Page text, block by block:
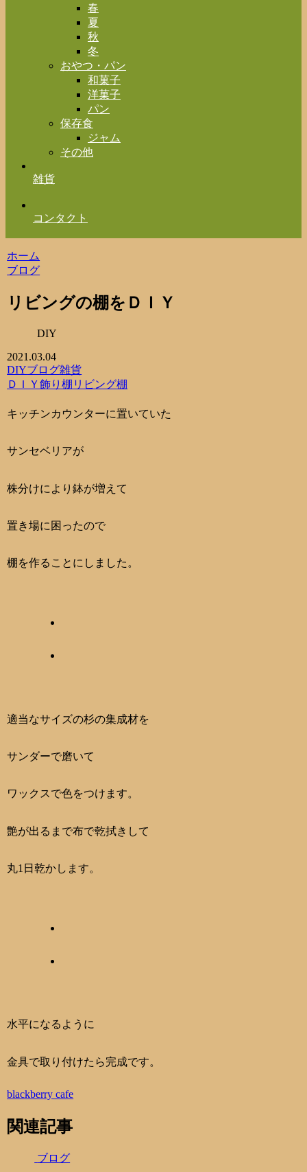
春
夏
秋
冬
おやつ・パン
和菓子
洋菓子
パン
保存食
ジャム
その他
雑貨
コンタクト
ホーム
ブログ
リビングの棚をＤＩＹ
DIY
2021.03.04
DIYブログ雑貨
ＤＩＹ飾り棚 リビング棚
キッチンカウンターに置いていた
サンセベリアが
株分けにより鉢が増えて
置き場に困ったので
棚を作ることにしました。
適当なサイズの杉の集成材を
サンダーで磨いて
ワックスで色をつけます。
艶が出るまで布で乾拭きして
丸1日乾かします。
水平になるように
金具で取り付けたら完成です。
blackberry cafe
関連記事
ブログ